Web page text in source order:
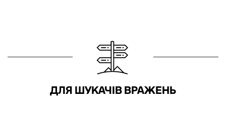
ДЛЯ ШУКАЧІВ ВРАЖЕНЬ